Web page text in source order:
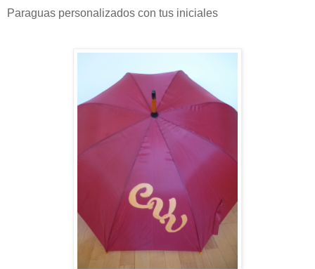
Paraguas personalizados con tus iniciales